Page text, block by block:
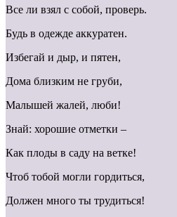
Все ли взял с собой, проверь.
Будь в одежде аккуратен.
Избегай и дыр, и пятен,
Дома близким не груби,
Малышей жалей, люби!
Знай: хорошие отметки –
Как плоды в саду на ветке!
Чтоб тобой могли гордиться,
Должен много ты трудиться!